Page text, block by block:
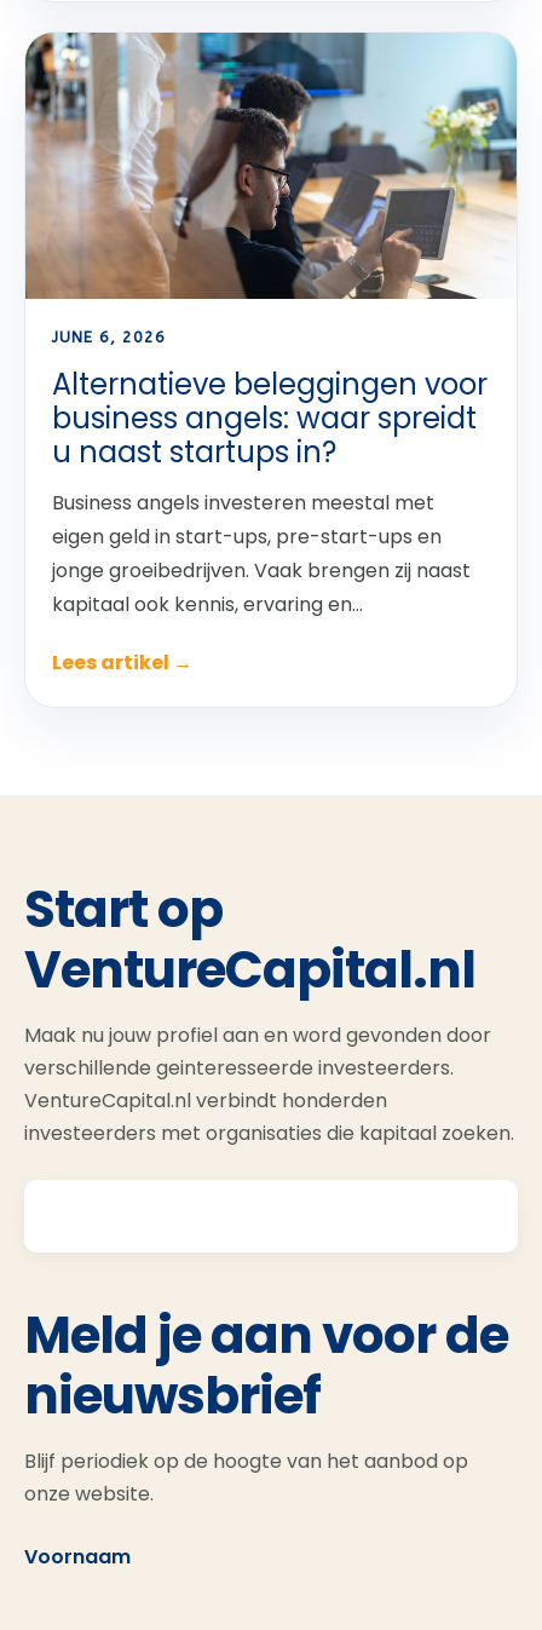
JUNE 6, 2026
Alternatieve beleggingen voor
business angels: waar spreidt
u naast startups in?
Business angels investeren meestal met
eigen geld in start-ups, pre-start-ups en
jonge groeibedrijven. Vaak brengen zij naast
kapitaal ook kennis, ervaring en...
Lees artikel →
Start op
VentureCapital.nl
Maak nu jouw profiel aan en word gevonden door
verschillende geinteresseerde investeerders.
VentureCapital.nl verbindt honderden
investeerders met organisaties die kapitaal zoeken.
Meld je aan voor de
nieuwsbrief
Blijf periodiek op de hoogte van het aanbod op
onze website.
Voornaam